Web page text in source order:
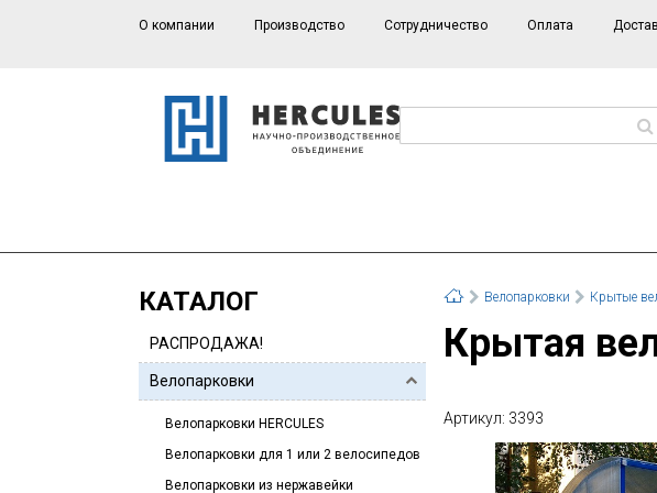
О компании Производство Сотрудничество Оплата
КАТАЛОГ
РАСПРОДАЖА!
Велопарковки
Велопарковки HERCULES
Велопарковки для 1 или 2 велосипедов
Велопарковки из нержавейки
Велопарковки Крытые
Крытая
Артикул: 3393